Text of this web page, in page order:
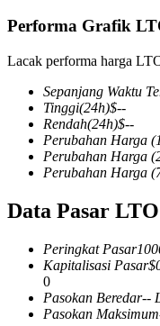
COIN-M Berjangka
Mata Uang Kripto
TradFi
Derivatif saham,
Performa Grafik
Lacak performa harga
Sepanjang Waktu
Tinggi(24h)$--
Rendah(24h)$--
Perubahan Harga
Perubahan Harga
Perubahan Harga
Data Pasar
Peringkat Pasar
Kapitalisasi Pasar$
0
Pasokan Beredar--
Pasokan Maksimum